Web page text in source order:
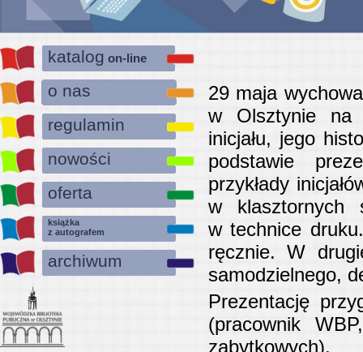
katalog on-line
o nas
regulamin
nowości
oferta
książka
z autografem
archiwum
29 maja
w Olsztynie na
inicjału, jego
podstawie
przykłady
w klasztornych
w technice
ręcznie. W
samodzielnego,
Prezentację
(pracownik
zabytkowych).